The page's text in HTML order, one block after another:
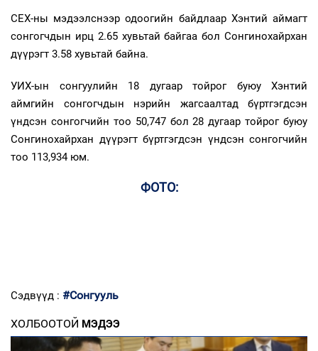
СЕХ-ны мэдээлснээр одоогийн байдлаар Хэнтий аймагт
сонгогчдын ирц 2.65 хувьтай байгаа бол Сонгинохайрхан
дүүрэгт 3.58 хувьтай байна.
УИХ-ын сонгуулийн 18 дугаар тойрог буюу Хэнтий
аймгийн сонгогчдын нэрийн жагсаалтад бүртгэгдсэн
үндсэн сонгогчийн тоо 50,747 бол 28 дугаар тойрог буюу
Сонгинохайрхан дүүрэгт бүртгэгдсэн үндсэн сонгогчийн
тоо 113,934 юм.
ФОТО:
Сэдвүүд : #Сонгууль
ХОЛБООТОЙ МЭДЭЭ